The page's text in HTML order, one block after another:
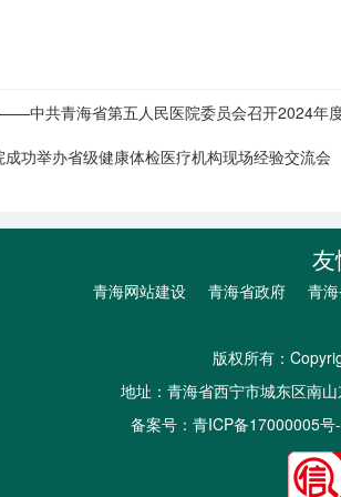
——中共青海省第五人民医院委员会召开2024年
成功举办省级健康体检医疗机构现场经验交流会
友
青海网站建设 青海省政府 青
版权所有：
地址：青海省西宁市城东区南
备案号： 青ICP备17000005号